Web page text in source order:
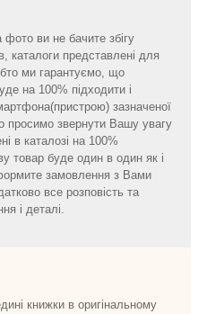
ви не бачите збігу
каталоги представлені для
ми гарантуємо, що
на 100% підходити і
зазначеної
просимо звернути Вашу увагу
в каталозі на 100%
товар буде один в один як і
замовлення з Вами
все розповість та
і деталі.
книжки в оригінальному